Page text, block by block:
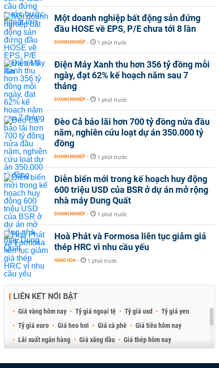
Một doanh nghiệp bất động sản đứng
đầu HOSE về EPS, P/E chưa tới 8 lần
DOANH NGHIỆP - 1 phút trước
Điện Máy Xanh thu hơn 356 tỷ đồng mỗi
ngày, đạt 62% kế hoạch năm sau 7
tháng
DOANH NGHIỆP - 1 phút trước
Đèo Cả báo lãi hơn 700 tỷ đồng nửa đầu
năm, nghiên cứu loạt dự án 350.000 tỷ
đồng
DOANH NGHIỆP - 1 phút trước
Diễn biến mới trong kế hoạch huy động
600 triệu USD của BSR ở dự án mở rộng
nhà máy Dung Quất
DOANH NGHIỆP - 1 phút trước
Hoà Phát và Formosa liên tục giảm giá
thép HRC vì nhu cầu yếu
HÀNG HÓA - 1 phút trước
LIÊN KẾT NỔI BẬT
Giá vàng hôm nay Tỷ giá ngoại tệ Tỷ giá usd
Tỷ giá yen
Tỷ giá euro
Giá heo hơi Giá cà phê
Giá tiêu hôm nay
Lãi suất ngân hàng
Giá xăng dầu
Giá thép hôm nay